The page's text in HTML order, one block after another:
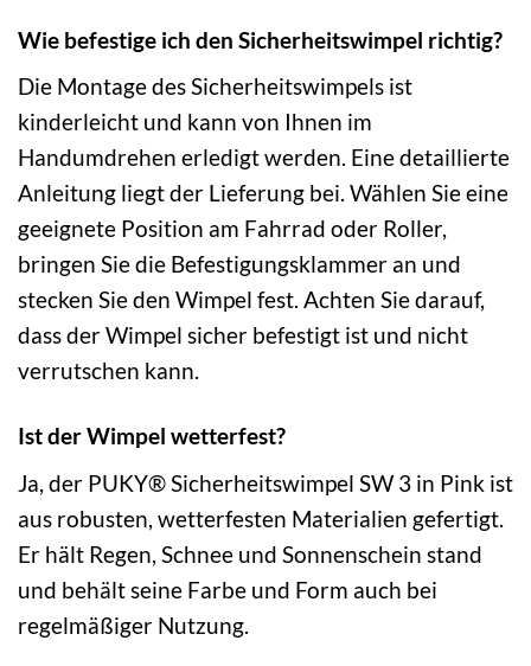
Wie befestige ich den Sicherheitswimpel richtig?
Die Montage des Sicherheitswimpels ist
kinderleicht und kann von Ihnen im
Handumdrehen erledigt werden. Eine detaillierte
Anleitung liegt der Lieferung bei. Wählen Sie eine
geeignete Position am Fahrrad oder Roller,
bringen Sie die Befestigungsklammer an und
stecken Sie den Wimpel fest. Achten Sie darauf,
dass der Wimpel sicher befestigt ist und nicht
verrutschen kann.
Ist der Wimpel wetterfest?
Ja, der PUKY® Sicherheitswimpel SW 3 in Pink ist
aus robusten, wetterfesten Materialien gefertigt.
Er hält Regen, Schnee und Sonnenschein stand
und behält seine Farbe und Form auch bei
regelmäßiger Nutzung.